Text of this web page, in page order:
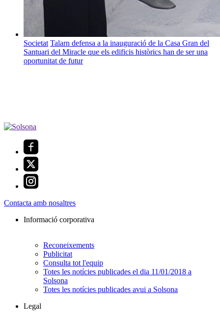
Societat Talarn defensa a la inauguració de la Casa Gran del
Santuari del Miracle que els edificis històrics han de ser una
oportunitat de futur
Contacta amb nosaltres
Informació corporativa
Reconeixements
Publicitat
Consulta tot l'equip
Totes les notícies publicades el dia 11/01/2018 a
Solsona
Totes les notícies publicades avui a Solsona
Legal